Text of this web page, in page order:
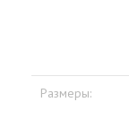
Размеры: